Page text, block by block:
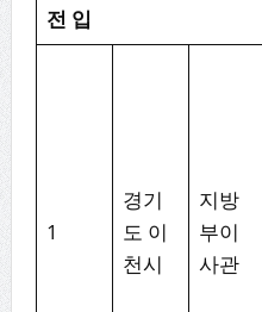
전 입
1
경기
도 이
천시
지방
부이
사관